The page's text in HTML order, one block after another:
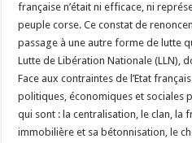
française n’était ni efficace, ni
peuple corse. Ce constat de
passage à une autre forme de lutte
Lutte de Libération Nationale (LLN),
Face aux contraintes de l’Etat
politiques, économiques et sociales
qui sont : la centralisation, le clan, la
immobilière et sa bétonnisation, le